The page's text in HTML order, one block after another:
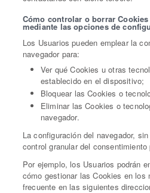
Cómo controlar o borrar
mediante las opciones de
Los Usuarios pueden emplear la
navegador para:
Ver qué Cookies u otras
establecido en el dispositivo;
Bloquear las Cookies o
Eliminar las Cookies o
navegador.
La configuración del navegador,
control granular del
Por ejemplo, los Usuarios podrán
cómo gestionar las Cookies en los
frecuente en las siguientes